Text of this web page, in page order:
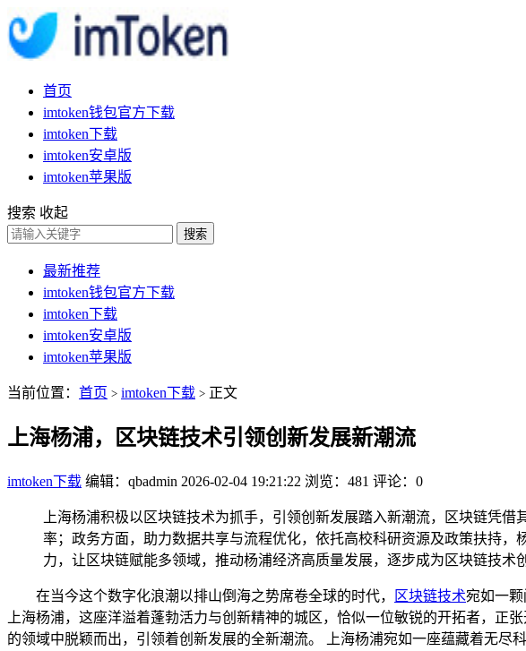
首页
imtoken钱包官方下载
imtoken下载
imtoken安卓版
imtoken苹果版
搜索 收起
搜索
最新推荐
imtoken钱包官方下载
imtoken下载
imtoken安卓版
imtoken苹果版
当前位置： 首页 > imtoken下载 > 正文
上海杨浦，区块链技术引领创新发展新潮流
imtoken下载 编辑：qbadmin 2026-02-04 19:21:22 浏览：481 评论：0
上海杨浦积极以区块链技术为抓手，引领创新发展踏入新潮流，区块链凭
率；政务方面，助力数据共享与流程优化，依托高校科研资源及政策扶持
力，让区块链赋能多领域，推动杨浦经济高质量发展，逐步成为区块链技术
在当今这个数字化浪潮以排山倒海之势席卷全球的时代， 区块链技术宛如一
上海杨浦，这座洋溢着蓬勃活力与创新精神的城区，恰似一位敏锐的开拓者，
的领域中脱颖而出，引领着创新发展的全新潮流。 上海杨浦宛如一座蕴藏着无